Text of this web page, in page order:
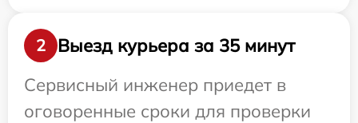
2
Выезд курьера за 35 минут
Сервисный инженер приедет в
оговоренные сроки для проверки